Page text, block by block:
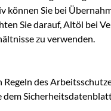
können Sie bei
Sie darauf, Altöl bei
zu verwenden.
des